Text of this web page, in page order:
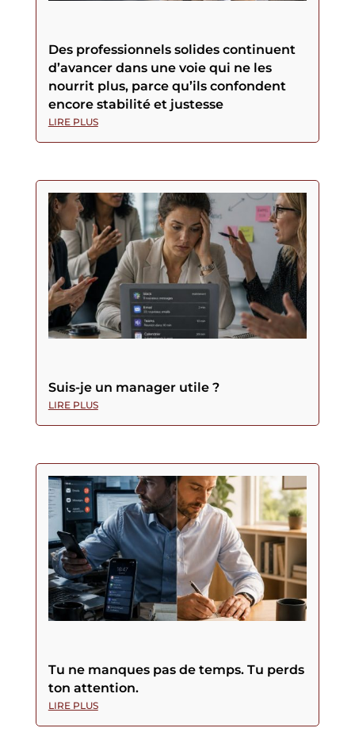
Des professionnels solides continuent
d’avancer dans une voie qui ne les
nourrit plus, parce qu’ils confondent
encore stabilité et justesse
LIRE PLUS
Suis-je un manager utile ?
LIRE PLUS
Tu ne manques pas de temps. Tu perds
ton attention.
LIRE PLUS